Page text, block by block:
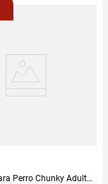
Perro Chunky Adulto